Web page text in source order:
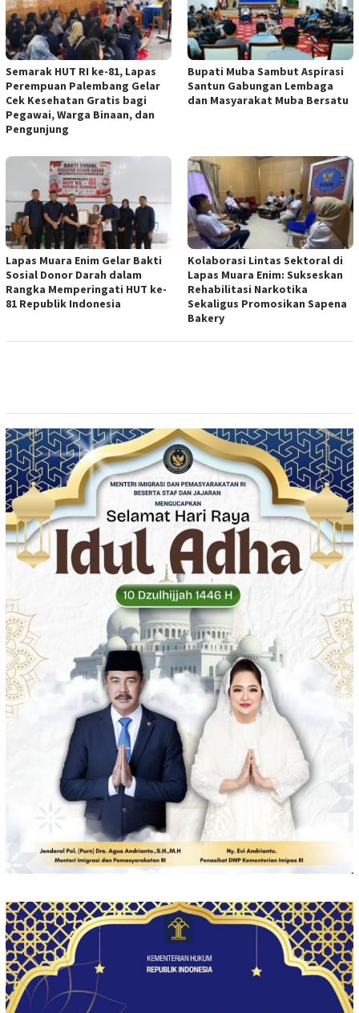
Semarak HUT RI ke-81, Lapas
Perempuan Palembang Gelar
Cek Kesehatan Gratis bagi
Pegawai, Warga Binaan, dan
Pengunjung
Bupati Muba Sambut Aspirasi
Santun Gabungan Lembaga
dan Masyarakat Muba Bersatu
Lapas Muara Enim Gelar Bakti
Sosial Donor Darah dalam
Rangka Memperingati HUT ke-
81 Republik Indonesia
Kolaborasi Lintas Sektoral di
Lapas Muara Enim: Sukseskan
Rehabilitasi Narkotika
Sekaligus Promosikan Sapena
Bakery